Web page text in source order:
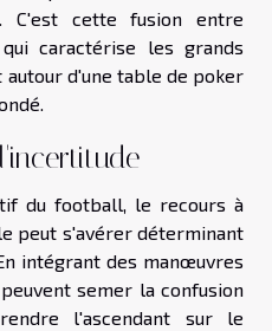
C'est cette fusion entre
caractérise les grands
autour d'une table de poker
du football, le recours à
peut s'avérer déterminant
intégrant des manœuvres
semer la confusion
l'ascendant sur le